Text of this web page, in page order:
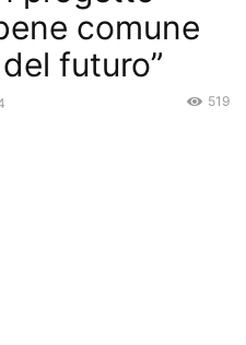
comune
futuro”
519